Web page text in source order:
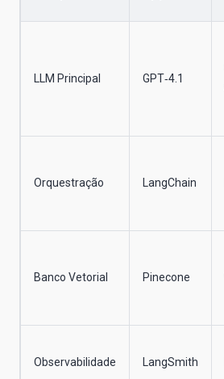
LLM Principal GPT‑4.1
Orquestração LangChain
Banco Vetorial Pinecone
Observabilidade LangSmith